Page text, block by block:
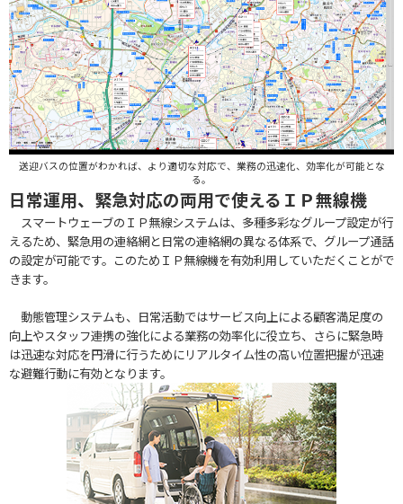
送迎バスの位置がわかれば、より適切な対応で、業務の迅速化、効率化が可能とな
る。
日常運用、緊急対応の両用で使えるＩＰ無線機
スマートウェーブのＩＰ無線システムは、多種多彩なグループ設定が行
えるため、緊急用の連絡網と日常の連絡網の異なる体系で、グループ通話
の設定が可能です。このためＩＰ無線機を有効利用していただくことがで
きます。
動態管理システムも、日常活動ではサービス向上による顧客満足度の
向上やスタッフ連携の強化による業務の効率化に役立ち、さらに緊急時
は迅速な対応を円滑に行うためにリアルタイム性の高い位置把握が迅速
な避難行動に有効となります。